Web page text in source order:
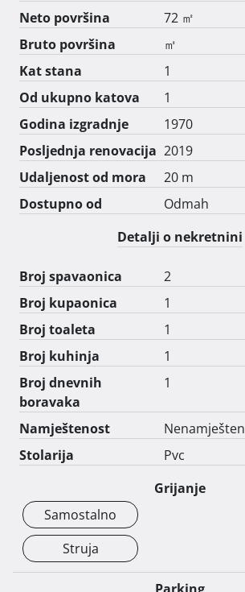
Neto površina
72 ㎡
Bruto površina
㎡
Kat stana
1
Od ukupno katova
1
Godina izgradnje
1970
Posljednja renovacija 2019
Udaljenost od mora
20 m
Dostupno od
Odmah
Detalji o nekretnini
Broj spavaonica
2
Broj kupaonica
1
Broj toaleta
1
Broj kuhinja
1
Broj dnevnih
boravaka
1
Namještenost
Nenamješten
Stolarija
Pvc
Grijanje
Samostalno
Struja
Parking